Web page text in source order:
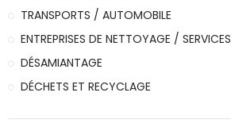
TRANSPORTS / AUTOMOBILE
ENTREPRISES DE NETTOYAGE / SERVICES
DÉSAMIANTAGE
DÉCHETS ET RECYCLAGE